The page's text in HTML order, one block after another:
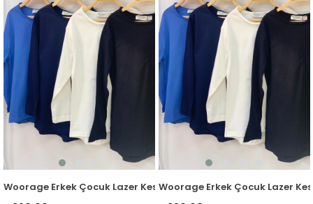
Krem
Lazer Kesim Basic T-shirt 0360 Lacivert
Woorage Erkek Çocuk Lazer Kesim Basic T-shirt
Woorage Erkek